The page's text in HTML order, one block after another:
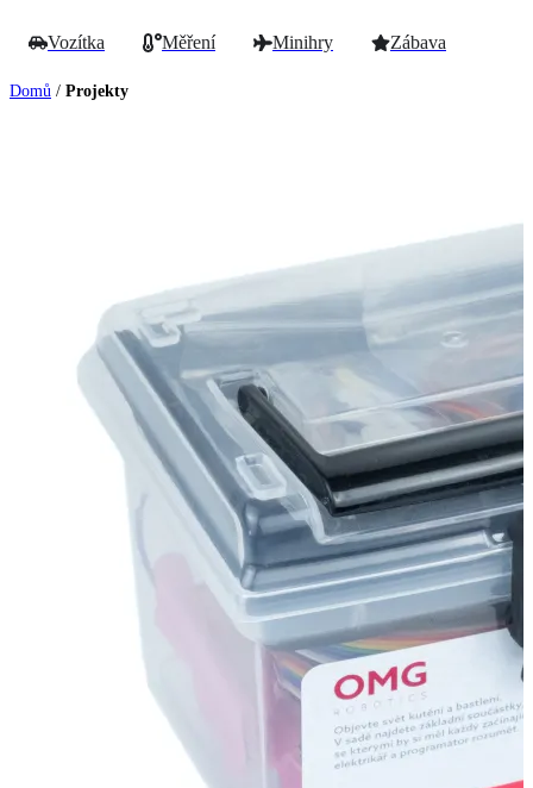
Vozítka Měření Minihry Zábava
Domů / Projekty